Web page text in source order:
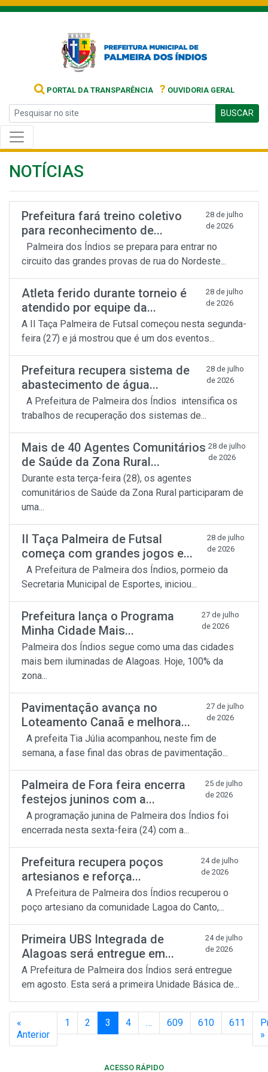
PORTAL DA TRANSPARÊNCIA ? OUVIDORIA GERAL
BUSCAR
NOTÍCIAS
Prefeitura fará treino coletivo
para reconhecimento de...
28 de julho
de 2026
Palmeira dos Índios se prepara para entrar no
circuito das grandes provas de rua do Nordeste...
Atleta ferido durante torneio é
atendido por equipe da...
28 de julho
de 2026
A II Taça Palmeira de Futsal começou nesta segunda-
feira (27) e já mostrou que é um dos eventos...
Prefeitura recupera sistema de
abastecimento de água...
28 de julho
de 2026
A Prefeitura de Palmeira dos Índios intensifica os
trabalhos de recuperação dos sistemas de...
Mais de 40 Agentes Comunitários
de Saúde da Zona Rural...
28 de julho
de 2026
Durante esta terça-feira (28), os agentes
comunitários de Saúde da Zona Rural participaram de
uma...
II Taça Palmeira de Futsal
começa com grandes jogos e...
28 de julho
de 2026
A Prefeitura de Palmeira dos Índios, pormeio da
Secretaria Municipal de Esportes, iniciou...
Prefeitura lança o Programa
Minha Cidade Mais...
27 de julho
de 2026
Palmeira dos Índios segue como uma das cidades
mais bem iluminadas de Alagoas. Hoje, 100% da
zona...
Pavimentação avança no
Loteamento Canaã e melhora...
27 de julho
de 2026
A prefeita Tia Júlia acompanhou, neste fim de
semana, a fase final das obras de pavimentação...
Palmeira de Fora feira encerra
festejos juninos com a...
25 de julho
de 2026
A programação junina de Palmeira dos Índios foi
encerrada nesta sexta-feira (24) com a...
Prefeitura recupera poços
artesianos e reforça...
24 de julho
de 2026
A Prefeitura de Palmeira dos Índios recuperou o
poço artesiano da comunidade Lagoa do Canto,...
Primeira UBS Integrada de
Alagoas será entregue em...
24 de julho
de 2026
A Prefeitura de Palmeira dos Índios será entregue
em agosto. Esta será a primeira Unidade Básica de...
«
Anterior
1 2 3 4 … 609 610 611
»
ACESSO RÁPIDO